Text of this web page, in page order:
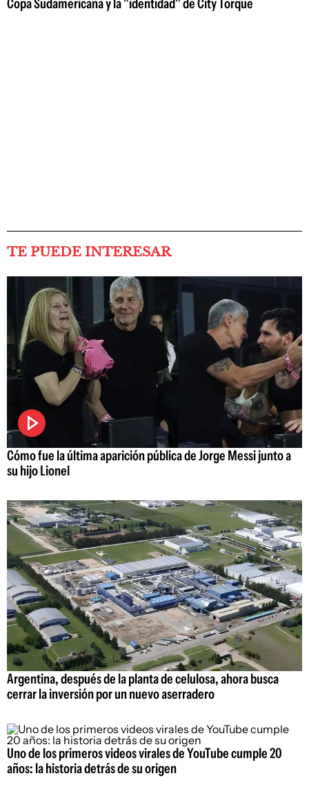
Copa Sudamericana y la "identidad" de City Torque
TE PUEDE INTERESAR
Cómo fue la última aparición pública de Jorge Messi junto a
su hijo Lionel
Argentina, después de la planta de celulosa, ahora busca
cerrar la inversión por un nuevo aserradero
Uno de los primeros videos virales de YouTube cumple 20
años: la historia detrás de su origen